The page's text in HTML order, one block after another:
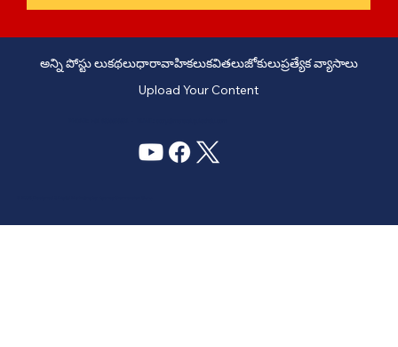
అన్ని పోస్టు లుకథలుధారావాహికలుకవితలుజోకులుప్రత్యేక వ్యాసాలు
Upload Your Content